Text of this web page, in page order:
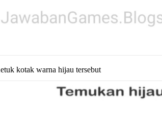
kotak warna hijau tersebut